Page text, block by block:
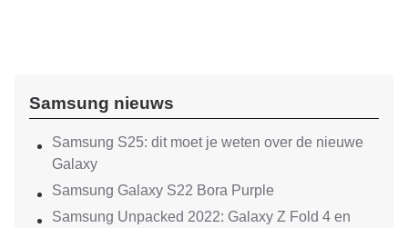
Samsung nieuws
Samsung S25: dit moet je weten over de nieuwe
Galaxy
Samsung Galaxy S22 Bora Purple
Samsung Unpacked 2022: Galaxy Z Fold 4 en